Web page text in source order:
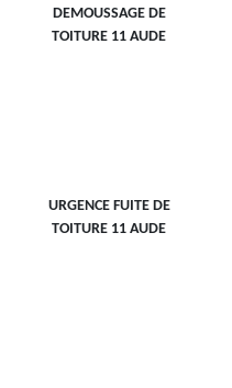
DEMOUSSAGE DE
TOITURE 11 AUDE
URGENCE FUITE DE
TOITURE 11 AUDE